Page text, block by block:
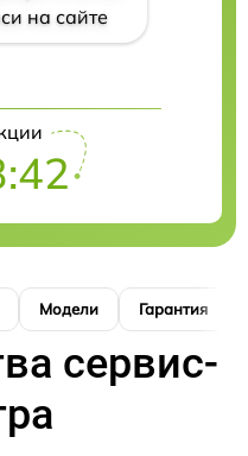
на сайте
Модели Гарантия
сервис-